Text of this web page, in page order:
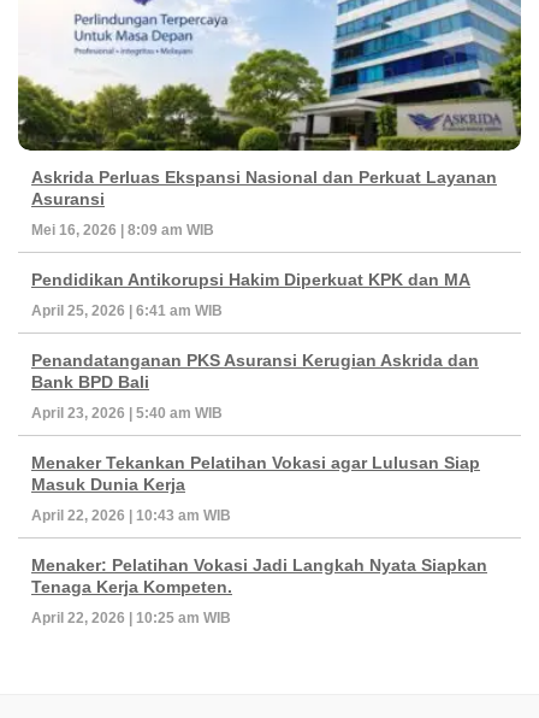
Askrida Perluas Ekspansi Nasional dan Perkuat Layanan
Asuransi
Mei 16, 2026 | 8:09 am WIB
Pendidikan Antikorupsi Hakim Diperkuat KPK dan MA
April 25, 2026 | 6:41 am WIB
Penandatanganan PKS Asuransi Kerugian Askrida dan
Bank BPD Bali
April 23, 2026 | 5:40 am WIB
Menaker Tekankan Pelatihan Vokasi agar Lulusan Siap
Masuk Dunia Kerja
April 22, 2026 | 10:43 am WIB
Menaker: Pelatihan Vokasi Jadi Langkah Nyata Siapkan
Tenaga Kerja Kompeten.
April 22, 2026 | 10:25 am WIB